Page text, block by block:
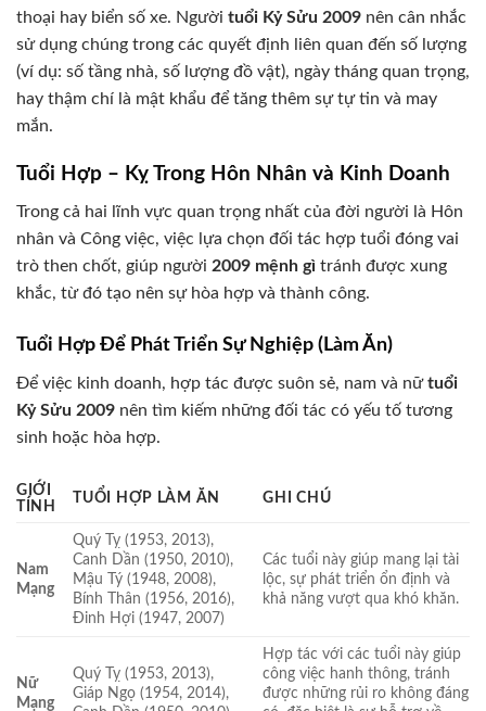
thoại hay biển số xe. Người tuổi Kỷ Sửu 2009 nên cân nhắc
sử dụng chúng trong các quyết định liên quan đến số lượng
(ví dụ: số tầng nhà, số lượng đồ vật), ngày tháng quan trọng,
hay thậm chí là mật khẩu để tăng thêm sự tự tin và may
mắn.
Tuổi Hợp – Kỵ Trong Hôn Nhân và Kinh Doanh
Trong cả hai lĩnh vực quan trọng nhất của đời người là Hôn
nhân và Công việc, việc lựa chọn đối tác hợp tuổi đóng vai
trò then chốt, giúp người 2009 mệnh gì tránh được xung
khắc, từ đó tạo nên sự hòa hợp và thành công.
Tuổi Hợp Để Phát Triển Sự Nghiệp (Làm Ăn)
Để việc kinh doanh, hợp tác được suôn sẻ, nam và nữtuổi
Kỷ Sửu 2009 nên tìm kiếm những đối tác có yếu tố tương
sinh hoặc hòa hợp.
GIỚI
TÍNH
TUỔI HỢP LÀM ĂN GHI CHÚ
Nam
Mạng
Quý Tỵ (1953, 2013),
Canh Dần (1950, 2010),
Mậu Tý (1948, 2008),
Bính Thân (1956, 2016),
Đinh Hợi (1947, 2007)
Các tuổi này giúp mang lại tài
lộc, sự phát triển ổn định và
khả năng vượt qua khó khăn.
Nữ
Mạng
Quý Tỵ (1953, 2013),
Giáp Ngọ (1954, 2014),
Hợp tác với các tuổi này giúp
công việc hanh thông, tránh
được những rủi ro không đáng